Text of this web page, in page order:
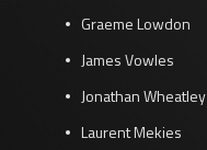
Graeme Lowdon
James Vowles
Jonathan Wheatley
Laurent Mekies